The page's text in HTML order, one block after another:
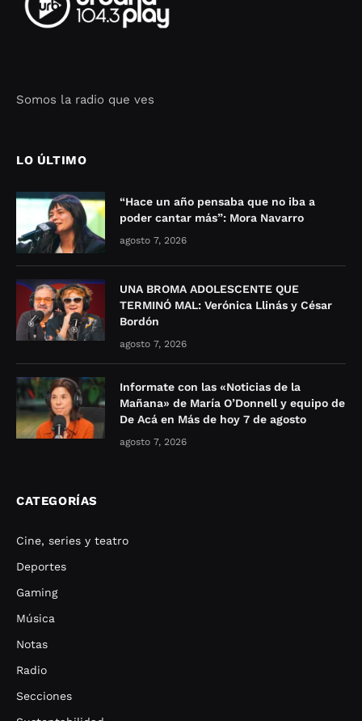
Somos la radio que ves
LO ÚLTIMO
“Hace un año pensaba que no iba a
poder cantar más”: Mora Navarro
agosto 7, 2026
UNA BROMA ADOLESCENTE QUE
TERMINÓ MAL: Verónica Llinás y César
Bordón
agosto 7, 2026
Informate con las «Noticias de la
Mañana» de María O’Donnell y equipo de
De Acá en Más de hoy 7 de agosto
agosto 7, 2026
CATEGORÍAS
Cine, series y teatro
Deportes
Gaming
Música
Notas
Radio
Secciones